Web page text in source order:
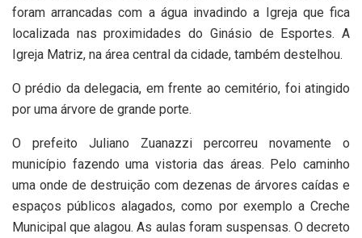
foram arrancadas com a água invadindo a Igreja que fica
localizada nas proximidades do Ginásio de Esportes. A
Igreja Matriz, na área central da cidade, também destelhou.
O prédio da delegacia, em frente ao cemitério, foi atingido
por uma árvore de grande porte.
O prefeito Juliano Zuanazzi percorreu novamente o
município fazendo uma vistoria das áreas. Pelo caminho
uma onde de destruição com dezenas de árvores caídas e
espaços públicos alagados, como por exemplo a Creche
Municipal que alagou. As aulas foram suspensas. O decreto